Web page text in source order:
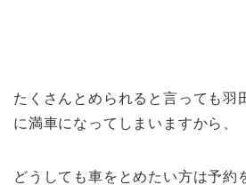
たくさんとめられると言っても羽
に満車になってしまいますから、
どうしても車をとめたい方は予約